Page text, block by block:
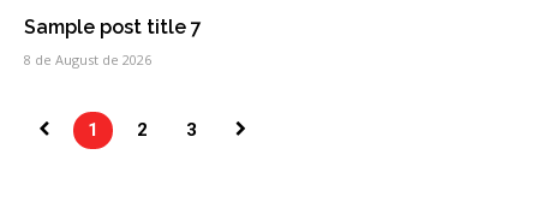
Sample post title 7
8 de August de 2026
1 2 3